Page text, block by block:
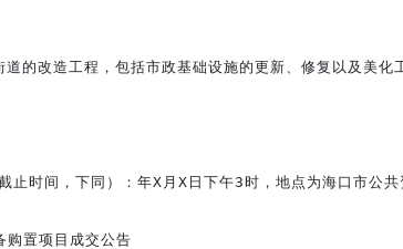
的改造工程，包括市政基础设施的更新、修复以及美
止时间，下同）：年X月X日下午3时，地点为海口市公
置项目成交公告